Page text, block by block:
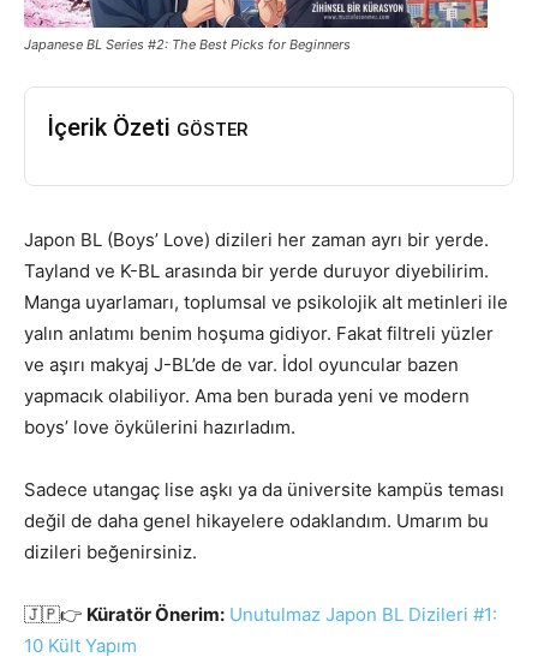
Japanese BL Series #2: The Best Picks for Beginners
İçerik Özeti GÖSTER
Japon BL (Boys’ Love) dizileri her zaman ayrı bir yerde.
Tayland ve K-BL arasında bir yerde duruyor diyebilirim.
Manga uyarlamarı, toplumsal ve psikolojik alt metinleri ile
yalın anlatımı benim hoşuma gidiyor. Fakat filtreli yüzler
ve aşırı makyaj J-BL’de de var. İdol oyuncular bazen
yapmacık olabiliyor. Ama ben burada yeni ve modern
boys’ love öykülerini hazırladım.
Sadece utangaç lise aşkı ya da üniversite kampüs teması
değil de daha genel hikayelere odaklandım. Umarım bu
dizileri beğenirsiniz.
🇯🇵👉 Küratör Önerim: Unutulmaz Japon BL Dizileri #1:
10 Kült Yapım